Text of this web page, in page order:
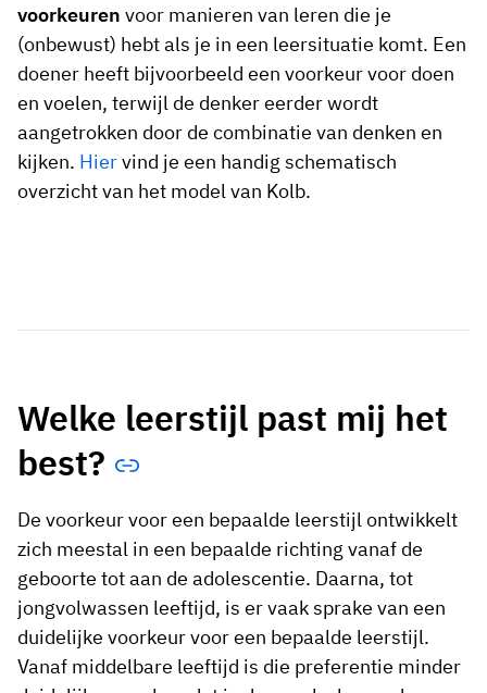
voorkeuren voor manieren van leren die je
(onbewust) hebt als je in een leersituatie komt. Een
doener heeft bijvoorbeeld een voorkeur voor doen
en voelen, terwijl de denker eerder wordt
aangetrokken door de combinatie van denken en
kijken. Hiervind je een handig schematisch
overzicht van het model van Kolb.
Welke leerstijl past mij het
best?
De voorkeur voor een bepaalde leerstijl ontwikkelt
zich meestal in een bepaalde richting vanaf de
geboorte tot aan de adolescentie. Daarna, tot
jongvolwassen leeftijd, is er vaak sprake van een
duidelijke voorkeur voor een bepaalde leerstijl.
Vanaf middelbare leeftijd is die preferentie minder